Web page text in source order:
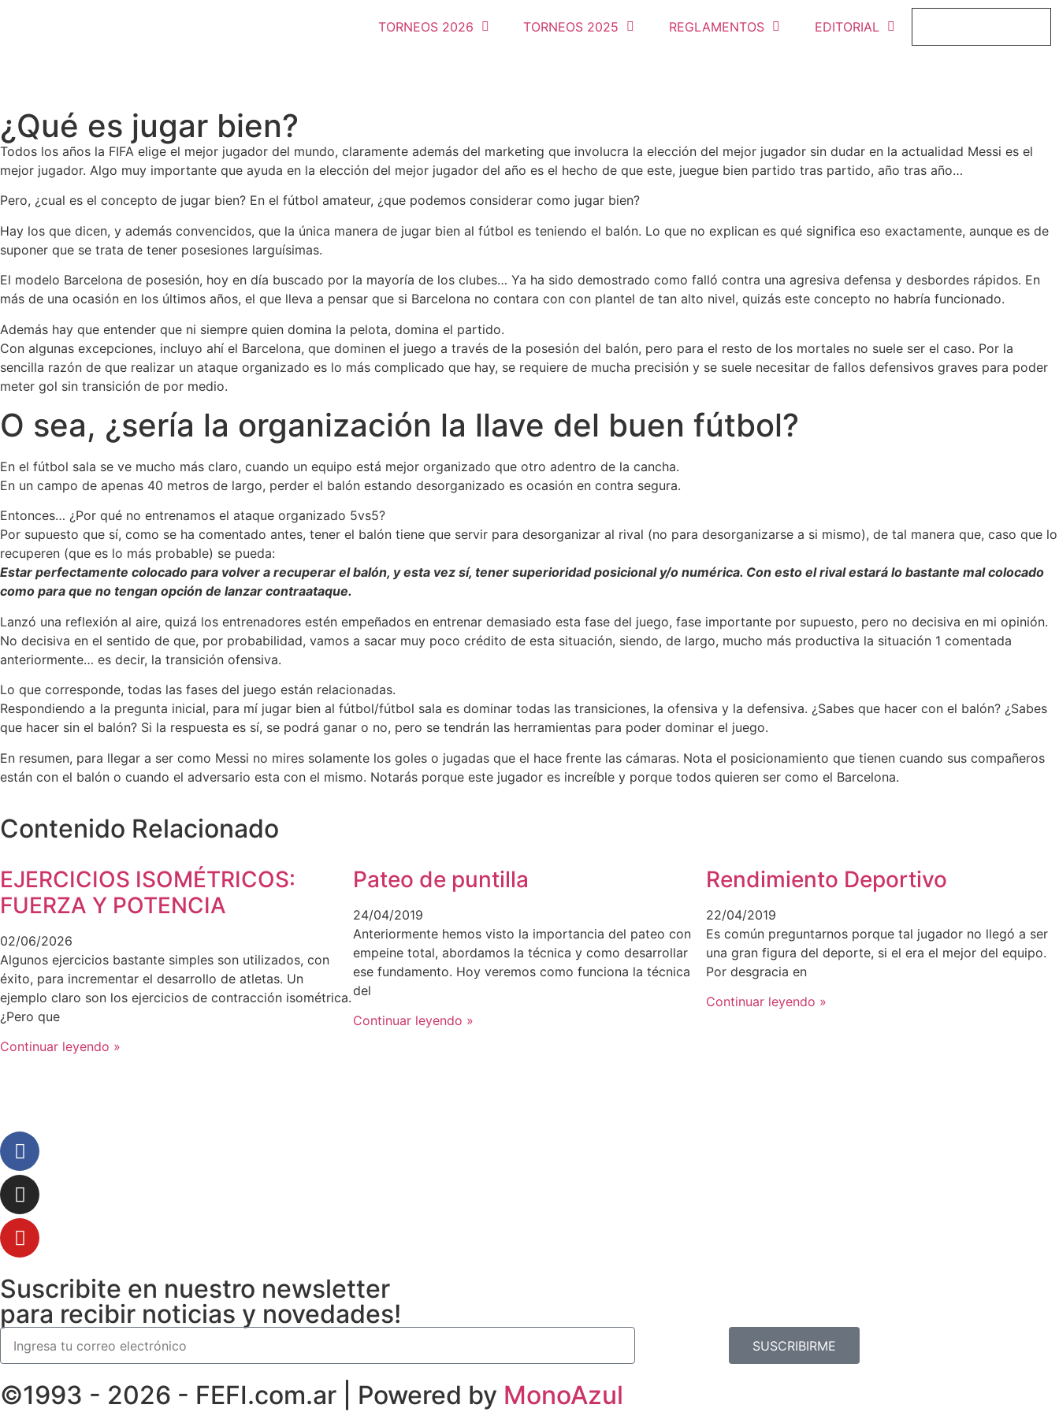
TORNEOS 2026 TORNEOS 2025 REGLAMENTOS EDITORIAL
¿Qué es jugar bien?
Todos los años la FIFA elige el mejor jugador del mundo, claramente además del marketing que involucra la elección del mejor jugador sin dudar en la actualidad Messi es el
mejor jugador. Algo muy importante que ayuda en la elección del mejor jugador del año es el hecho de que este, juegue bien partido tras partido, año tras año…
Pero, ¿cual es el concepto de jugar bien? En el fútbol amateur, ¿que podemos considerar como jugar bien?
Hay los que dicen, y además convencidos, que la única manera de jugar bien al fútbol es teniendo el balón. Lo que no explican es qué significa eso exactamente, aunque es de
suponer que se trata de tener posesiones larguísimas.
El modelo Barcelona de posesión, hoy en día buscado por la mayoría de los clubes… Ya ha sido demostrado como falló contra una agresiva defensa y desbordes rápidos. En
más de una ocasión en los últimos años, el que lleva a pensar que si Barcelona no contara con con plantel de tan alto nivel, quizás este concepto no habría funcionado.
Además hay que entender que ni siempre quien domina la pelota, domina el partido.
Con algunas excepciones, incluyo ahí el Barcelona, que dominen el juego a través de la posesión del balón, pero para el resto de los mortales no suele ser el caso. Por la
sencilla razón de que realizar un ataque organizado es lo más complicado que hay, se requiere de mucha precisión y se suele necesitar de fallos defensivos graves para poder
meter gol sin transición de por medio.
O sea, ¿sería la organización la llave del buen fútbol?
En el fútbol sala se ve mucho más claro, cuando un equipo está mejor organizado que otro adentro de la cancha.
En un campo de apenas 40 metros de largo, perder el balón estando desorganizado es ocasión en contra segura.
Entonces… ¿Por qué no entrenamos el ataque organizado 5vs5?
Por supuesto que sí, como se ha comentado antes, tener el balón tiene que servir para desorganizar al rival (no para desorganizarse a si mismo), de tal manera que, caso que lo
recuperen (que es lo más probable) se pueda:
Estar perfectamente colocado para volver a recuperar el balón, y esta vez sí, tener superioridad posicional y/o numérica. Con esto el rival estará lo bastante mal colocado
como para que no tengan opción de lanzar contraataque.
Lanzó una reflexión al aire, quizá los entrenadores estén empeñados en entrenar demasiado esta fase del juego, fase importante por supuesto, pero no decisiva en mi opinión.
No decisiva en el sentido de que, por probabilidad, vamos a sacar muy poco crédito de esta situación, siendo, de largo, mucho más productiva la situación 1 comentada
anteriormente… es decir, la transición ofensiva.
Lo que corresponde, todas las fases del juego están relacionadas.
Respondiendo a la pregunta inicial, para mí jugar bien al fútbol/fútbol sala es dominar todas las transiciones, la ofensiva y la defensiva. ¿Sabes que hacer con el balón? ¿Sabes
que hacer sin el balón? Si la respuesta es sí, se podrá ganar o no, pero se tendrán las herramientas para poder dominar el juego.
En resumen, para llegar a ser como Messi no mires solamente los goles o jugadas que el hace frente las cámaras. Nota el posicionamiento que tienen cuando sus compañeros
están con el balón o cuando el adversario esta con el mismo. Notarás porque este jugador es increíble y porque todos quieren ser como el Barcelona.
Contenido Relacionado
EJERCICIOS ISOMÉTRICOS:
FUERZA Y POTENCIA
02/06/2026
Algunos ejercicios bastante simples son utilizados, con
éxito, para incrementar el desarrollo de atletas. Un
ejemplo claro son los ejercicios de contracción isométrica.
¿Pero que
Continuar leyendo »
Pateo de puntilla
24/04/2019
Anteriormente hemos visto la importancia del pateo con
empeine total, abordamos la técnica y como desarrollar
ese fundamento. Hoy veremos como funciona la técnica
del
Continuar leyendo »
Rendimiento Deportivo
22/04/2019
Es común preguntarnos porque tal jugador no llegó a ser
una gran figura del deporte, si el era el mejor del equipo.
Por desgracia en
Continuar leyendo »
Suscribite en nuestro newsletter
para recibir noticias y novedades!
SUSCRIBIRME
©1993 - 2026 - FEFI.com.ar | Powered by MonoAzul